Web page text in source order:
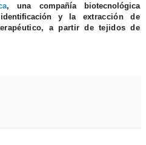
, una compañía biotecnológica
y
la extracción de
a partir de tejidos de